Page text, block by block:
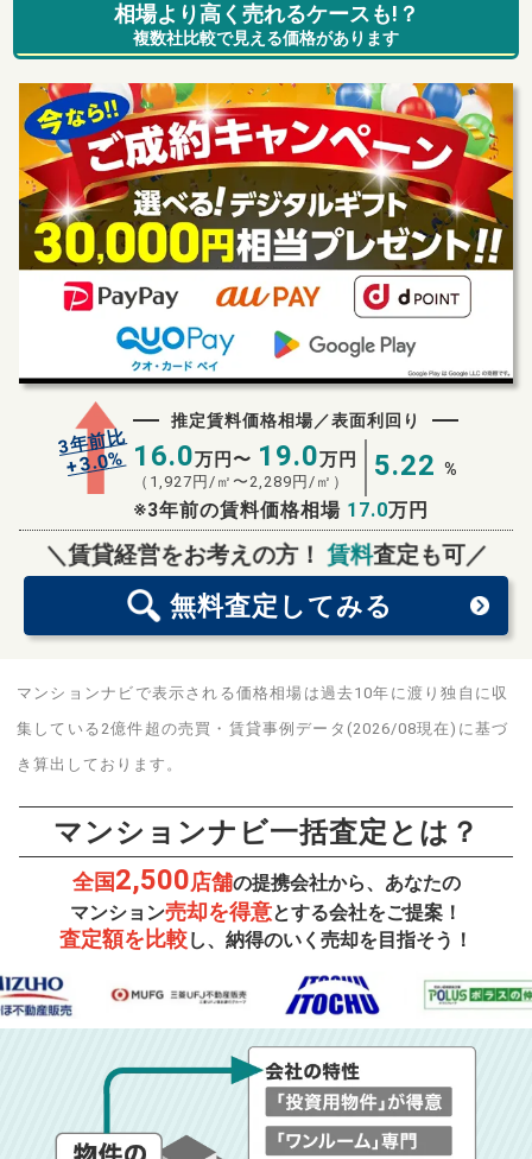
相場より高く売れるケースも!？
複数社比較で見える価格があります
3年前比
+3.0%
推定賃料価格相場／表面利回り
16.0万円〜 19.0万円
（ 1,927 円/㎡〜2,289 円/㎡） 5.22 %
※3年前の賃料価格相場 17.0万円
＼賃貸経営をお考えの方！賃料査定も可／
無料査定 してみる
無料査定スタート！
マンションナビで表示される価格相場は過去10年に渡り独自に収
集している2億件超の売買・賃貸事例データ(2026/08現在)に基づ
き算出しております。
マンションナビ一括査定とは？
全国2,500店舗の提携会社から、あなたの
マンション売却を得意とする会社をご提案！
査定額を比較し、納得のいく売却を目指そう！